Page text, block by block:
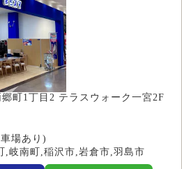
町1丁目2 テラスウォーク一宮2F
場あり)
,岐南町,稲沢市,岩倉市,羽島市